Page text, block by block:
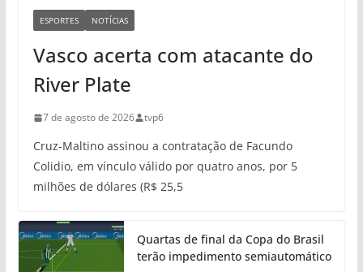
ESPORTES NOTÍCIAS
Vasco acerta com atacante do
River Plate
7 de agosto de 2026 tvp6
Cruz-Maltino assinou a contratação de Facundo
Colidio, em vínculo válido por quatro anos, por 5
milhões de dólares (R$ 25,5
Quartas de final da Copa do Brasil
terão impedimento semiautomático